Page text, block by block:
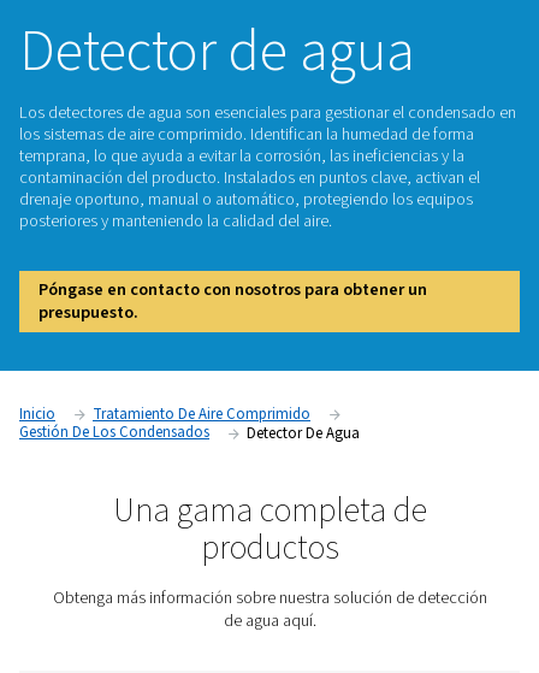
GESTIÓN DE CONDENSADOS
Detector de agua
Los detectores de agua son esenciales para gestionar el
los sistemas de aire comprimido. Identifican la humedad
temprana, lo que ayuda a evitar la corrosión, las
drenaje oportuno, manual o automático, protegiendo los
posteriores y manteniendo la calidad del aire.
Póngase en contacto con nosotros para obtener un